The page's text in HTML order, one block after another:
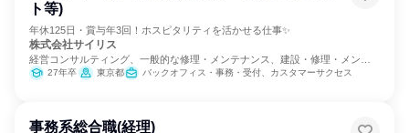
ト等)
年休125日・賞与年3回！ホスピタリティを活かせる仕事✨
株式会社サイリス
経営コンサルティング、一般的な修理・メンテナンス、建設・修理・メンテ
ナンスサービス
27年卒 東京都 バックオフィス・事務・受付、カスタマーサクセス
事務系総合職(経理)